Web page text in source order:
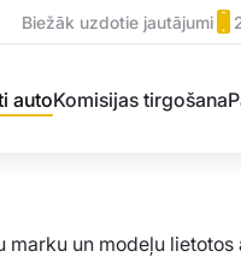
Biežāk uzdotie jautājumi
autoKomisijas tirgošana
un modeļu lietotos